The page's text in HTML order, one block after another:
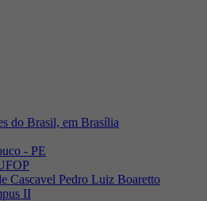
do Brasil, em Brasília
- PE
Cascavel Pedro Luiz Boaretto
II